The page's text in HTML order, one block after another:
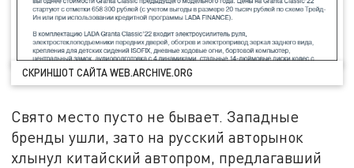
СКРИНШОТ САЙТА WEB.ARCHIVE.ORG
Свято место пусто не бывает. Западные
бренды ушли, зато на русский авторынок
хлынул китайский автопром, предлагавший